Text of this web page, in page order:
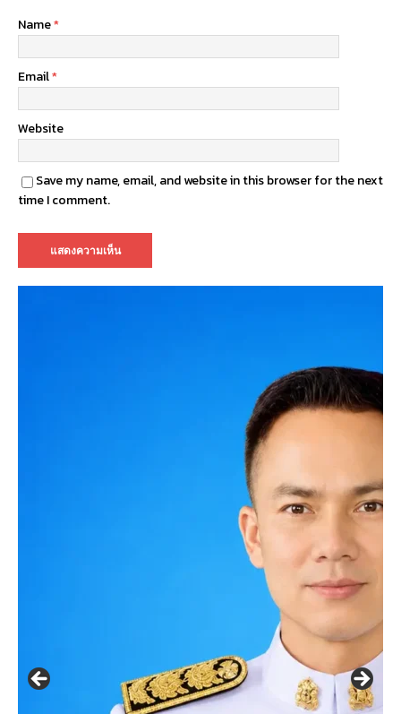
Name*
Email*
Website
Save my name, email, and website in this browser for the next
time I comment.